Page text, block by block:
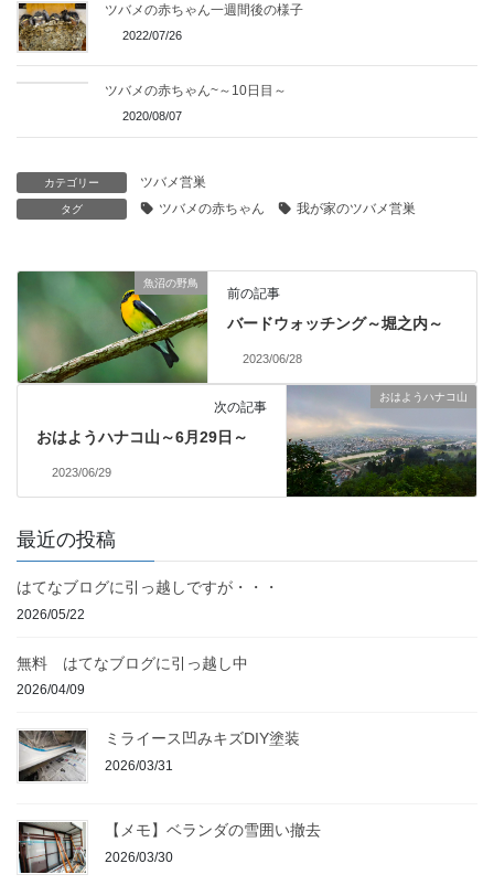
ツバメの赤ちゃん一週間後の様子
2022/07/26
ツバメの赤ちゃん~～10日目～
2020/08/07
カテゴリー ツバメ営巣
タグ ツバメの赤ちゃん 我が家のツバメ営巣
魚沼の野鳥
前の記事
バードウォッチング～堀之内～
2023/06/28
おはようハナコ山
次の記事
おはようハナコ山～6月29日～
2023/06/29
最近の投稿
はてなブログに引っ越しですが・・・
2026/05/22
無料 はてなブログに引っ越し中
2026/04/09
ミライース凹みキズDIY塗装
2026/03/31
【メモ】ベランダの雪囲い撤去
2026/03/30